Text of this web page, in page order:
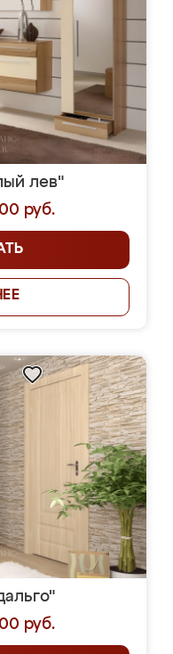
лев"
руб.
руб.